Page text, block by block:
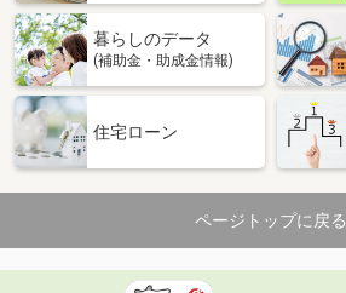
暮らしのデータ
(補助金・助成金情報)
住宅ローン
ページトップに戻る